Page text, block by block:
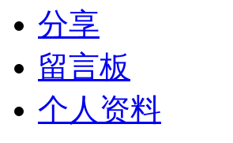
分享
留言板
个人资料